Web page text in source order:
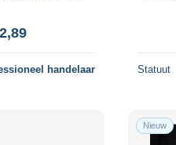
handelaar Statuut
Nieuw